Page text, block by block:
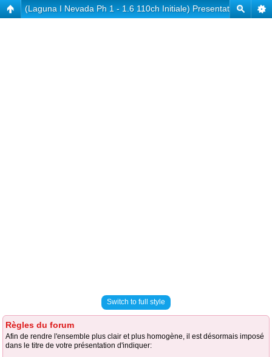
(Laguna I Nevada Ph 1 - 1.6 110ch Initiale) Presentation
Switch to full style
Règles du forum
Afin de rendre l'ensemble plus clair et plus homogène, il est désormais imposé
dans le titre de votre présentation d'indiquer: